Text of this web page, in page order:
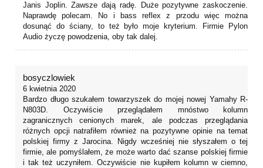
Janis Joplin. Zawsze dają radę. Duże pozytywne zaskoczenie.
Naprawdę polecam. No i bass reflex z przodu więc można
dosunąć do ściany, to też było moje kryterium. Firmie Pylon
Audio życzę powodzenia, oby tak dalej.
bosyczlowiek
6 kwietnia 2020
Bardzo długo szukałem towarzyszek do mojej nowej Yamahy R-
N803D. Oczywiście przeglądałem mnóstwo kolumn
zagranicznych cenionych marek, ale podczas przeglądania
różnych opcji natrafiłem również na pozytywne opinie na temat
polskiej firmy z Jarocina. Nigdy wcześniej nie słyszałem o tej
firmie, ale pomyślałem, że może warto dać szanse polskiej firmie
i tak też uczyniłem. Oczywiście nie kupiłem kolumn w ciemno,